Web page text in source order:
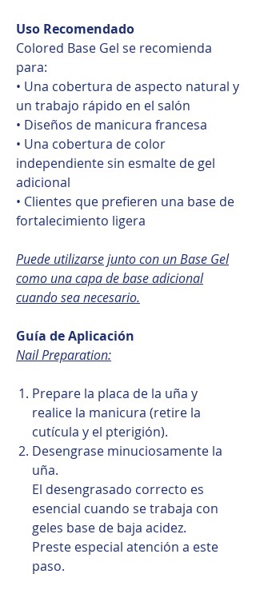
Uso Recomendado
Colored Base Gel se recomienda
para:
• Una cobertura de aspecto natural y
un trabajo rápido en el salón
• Diseños de manicura francesa
• Una cobertura de color
independiente sin esmalte de gel
adicional
• Clientes que prefieren una base de
fortalecimiento ligera
Puede utilizarse junto con un Base Gel
como una capa de base adicional
cuando sea necesario.
Guía de Aplicación
Nail Preparation:
Prepare la placa de la uña y
realice la manicura (retire la
cutícula y el pterigión).
Desengrase minuciosamente la
uña.
El desengrasado correcto es
esencial cuando se trabaja con
geles base de baja acidez.
Preste especial atención a este
paso.